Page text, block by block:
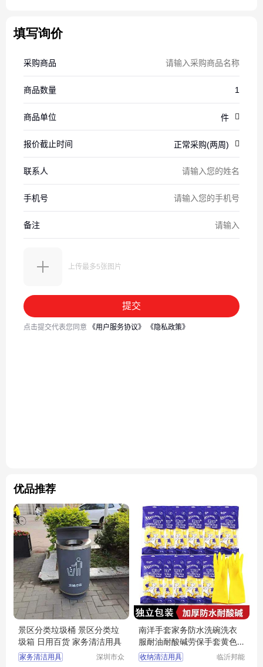
填写询价
优品推荐
景区分类垃圾桶 景区分类垃
圾箱 日用百货 家务清洁用具
家务清洁用具
深圳市众
南洋手套家务防水洗碗洗衣
服耐油耐酸碱劳保手套黄色
乳胶
收纳清洁用具
临沂邦能